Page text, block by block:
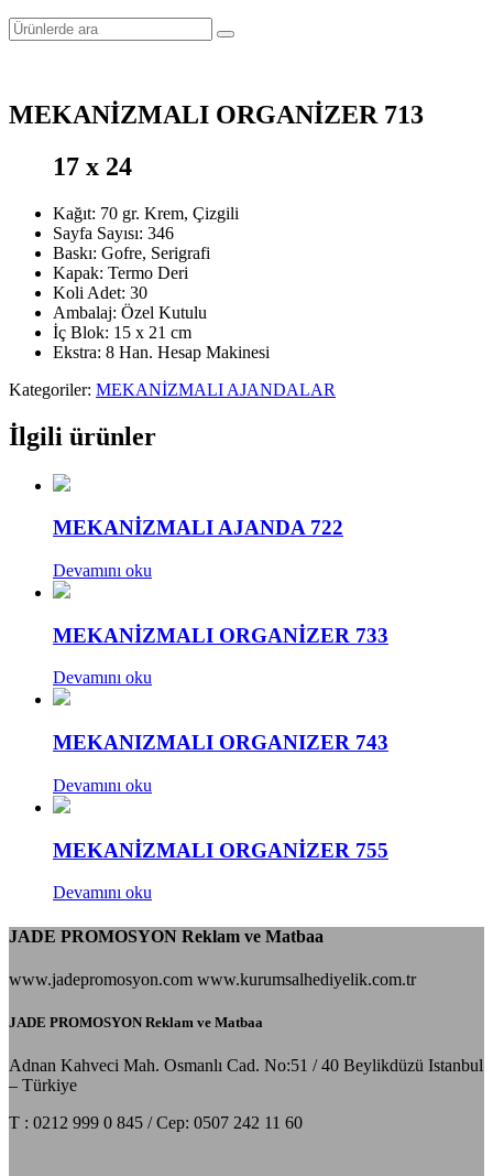
MEKANİZMALI ORGANİZER 713
17 x 24
Kağıt: 70 gr. Krem, Çizgili
Sayfa Sayısı: 346
Baskı: Gofre, Serigrafi
Kapak: Termo Deri
Koli Adet: 30
Ambalaj: Özel Kutulu
İç Blok: 15 x 21 cm
Ekstra: 8 Han. Hesap Makinesi
Kategoriler: MEKANİZMALI AJANDALAR
İlgili ürünler
MEKANİZMALI AJANDA 722
Devamını oku
MEKANİZMALI ORGANİZER 733
Devamını oku
MEKANIZMALI ORGANIZER 743
Devamını oku
MEKANİZMALI ORGANİZER 755
Devamını oku
JADE PROMOSYON Reklam ve Matbaa
www.jadepromosyon.com www.kurumsalhediyelik.com.tr
JADE PROMOSYON Reklam ve Matbaa
Adnan Kahveci Mah. Osmanlı Cad. No:51 / 40 Beylikdüzü Istanbul
– Türkiye
T : 0212 999 0 845 / Cep: 0507 242 11 60